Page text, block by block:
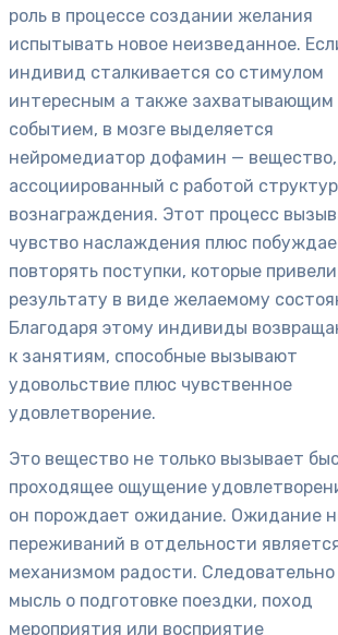
роль в процессе создании желания
испытывать новое неизведанное.
индивид сталкивается со стимулом
интересным а также захватывающим
событием, в мозге выделяется
нейромедиатор дофамин — вещество,
ассоциированный с работой
вознаграждения. Этот процесс
чувство наслаждения плюс
повторять поступки, которые
результату в виде желаемому
Благодаря этому индивиды
к занятиям, способные вызывают
удовольствие плюс чувственное
удовлетворение.
Это вещество не только вызывает
проходящее ощущение
он порождает ожидание. Ожидание
переживаний в отдельности
механизмом радости. Следовательно
мысль о подготовке поездки, поход
мероприятия или восприятие